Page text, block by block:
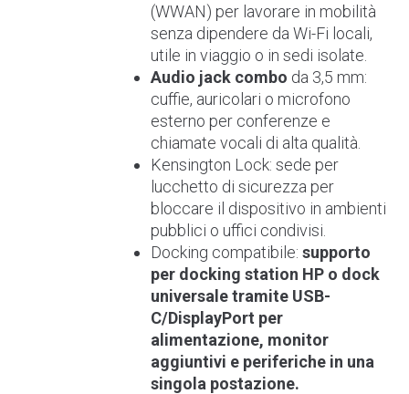
(WWAN) per lavorare in mobilità
senza dipendere da Wi-Fi locali,
utile in viaggio o in sedi isolate.
Audio jack combo da 3,5 mm:
cuffie, auricolari o microfono
esterno per conferenze e
chiamate vocali di alta qualità.
Kensington Lock: sede per
lucchetto di sicurezza per
bloccare il dispositivo in ambienti
pubblici o uffici condivisi.
Docking compatibile: supporto
per docking station HP o dock
universale tramite USB-
C/DisplayPort per
alimentazione, monitor
aggiuntivi e periferiche in una
singola postazione.